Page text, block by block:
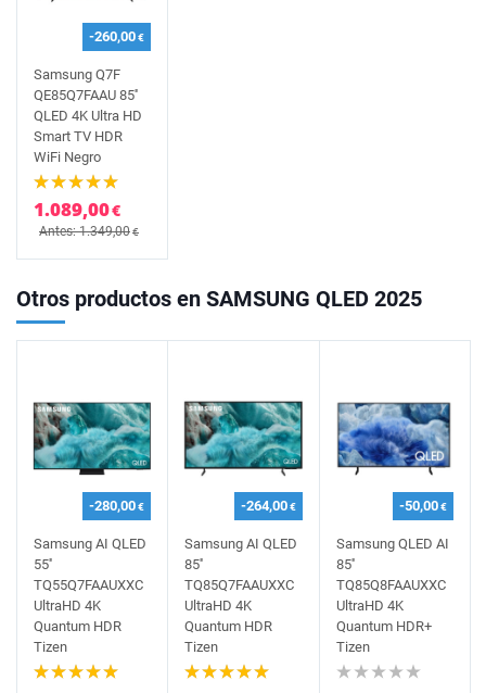
-260,00€
Samsung Q7F
QE85Q7FAAU 85''
QLED 4K Ultra HD
Smart TV HDR
WiFi Negro
1.089,00€
Antes: 1.349,00€
Otros productos en SAMSUNG QLED 2025
-280,00€
Samsung AI QLED
55''
TQ55Q7FAAUXXC
UltraHD 4K
Quantum HDR
Tizen
-264,00€
Samsung AI QLED
85''
TQ85Q7FAAUXXC
UltraHD 4K
Quantum HDR
Tizen
-50,00€
Samsung QLED AI
85''
TQ85Q8FAAUXXC
UltraHD 4K
Quantum HDR+
Tizen